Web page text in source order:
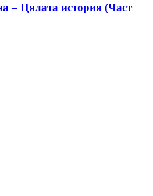
– Цялата история (Част